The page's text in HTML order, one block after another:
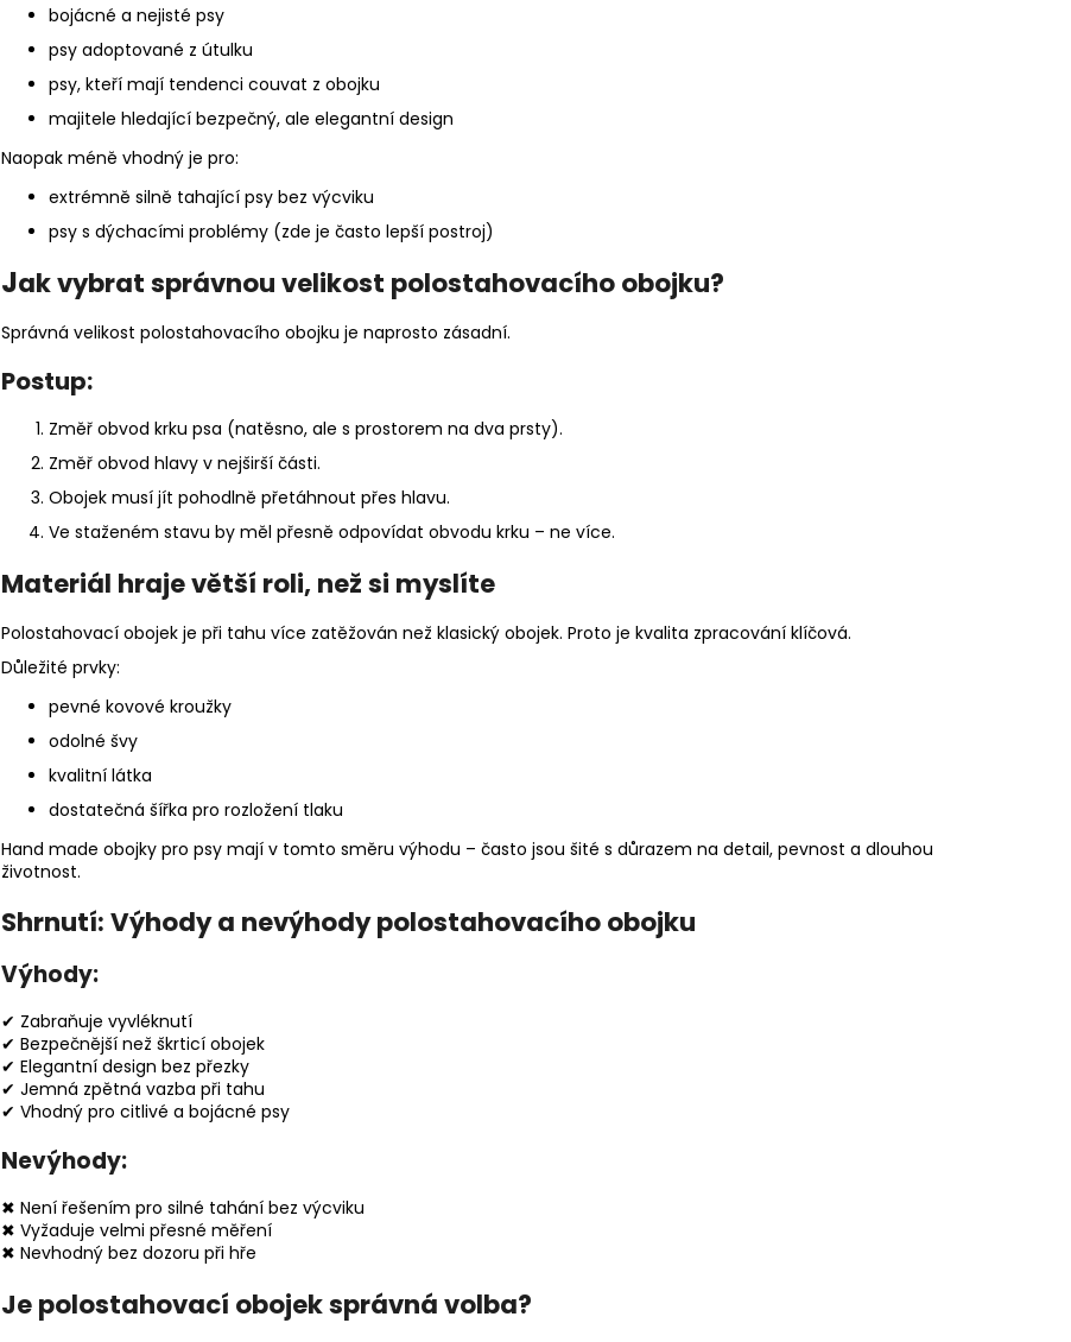
bojácné a nejisté psy
psy adoptované z útulku
psy, kteří mají tendenci couvat z obojku
majitele hledající bezpečný, ale elegantní design
Naopak méně vhodný je pro:
extrémně silně tahající psy bez výcviku
psy s dýchacími problémy (zde je často lepší postroj)
Jak vybrat správnou velikost polostahovacího obojku?
Správná velikost polostahovacího obojku je naprosto zásadní.
Postup:
Změř obvod krku psa (natěsno, ale s prostorem na dva prsty).
Změř obvod hlavy v nejširší části.
Obojek musí jít pohodlně přetáhnout přes hlavu.
Ve staženém stavu by měl přesně odpovídat obvodu krku – ne více.
Materiál hraje větší roli, než si myslíte
Polostahovací obojek je při tahu více zatěžován než klasický obojek. Proto je kvalita zpracování klíčová.
Důležité prvky:
pevné kovové kroužky
odolné švy
kvalitní látka
dostatečná šířka pro rozložení tlaku
Hand made obojky pro psy mají v tomto směru výhodu – často jsou šité s důrazem na detail, pevnost a dlouhou
životnost.
Shrnutí: Výhody a nevýhody polostahovacího obojku
Výhody:
✔ Zabraňuje vyvléknutí
✔ Bezpečnější než škrticí obojek
✔ Elegantní design bez přezky
✔ Jemná zpětná vazba při tahu
✔ Vhodný pro citlivé a bojácné psy
Nevýhody:
✖ Není řešením pro silné tahání bez výcviku
✖ Vyžaduje velmi přesné měření
✖ Nevhodný bez dozoru při hře
Je polostahovací obojek správná volba?